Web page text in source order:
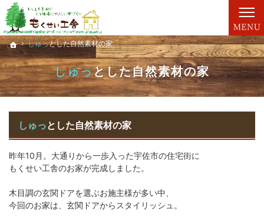
ホーム
しゅっとした自然素材の家
しゅっとした自然素材の家
親切丁寧な仕事が評判です。新築一戸建て・工務店（大分）ならもくせい工舎にお任せ。
新築一戸建て・工務店（大分）なら、もくせい工舎で家づくり。
しゅっとした自然素材の家
昨年10月。大通りから一歩入った宇佐市の住宅街に
もくせい工舎のお家が完成しました。
木目調の玄関ドアを選ぶお施主様が多い中、
今回のお家は、玄関ドアからスタイリッシュ。
ホーム
しゅっとした自然素材の家